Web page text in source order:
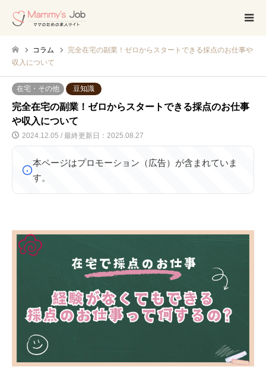
コラム
完全在宅の副業！ゼロからスタートできる採点のお仕事や
収入について
在宅・その他 豆知識
完全在宅の副業！ゼロからスタートできる採点のお仕事
や収入について
2024.12.05 / 最終更新日：2025.08.27
本ページはプロモーション（広告）が含まれていま
す。